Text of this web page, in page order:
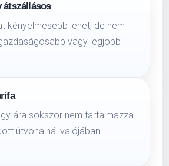
átszállásos
kényelmesebb lehet, de nem
vagy legjobb
ára sokszor nem tartalmazza
útvonalnál valójában